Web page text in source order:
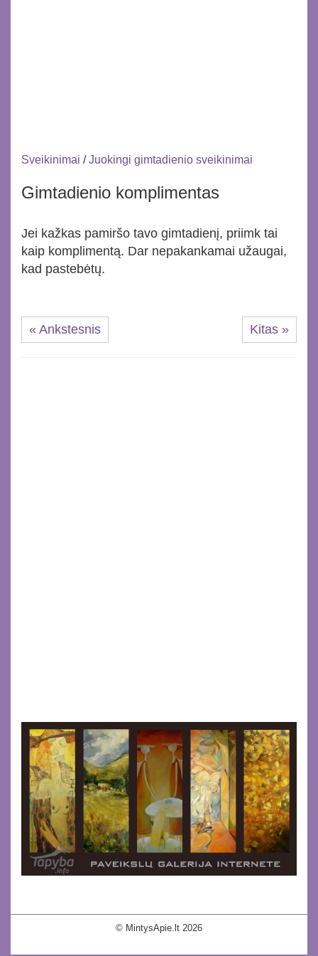
Sveikinimai /Juokingi gimtadienio sveikinimai
Gimtadienio komplimentas
Jei kažkas pamiršo tavo gimtadienį, priimk tai
kaip komplimentą. Dar nepakankamai užaugai,
kad pastebėtų.
« Ankstesnis Kitas »
© MintysApie.lt 2026